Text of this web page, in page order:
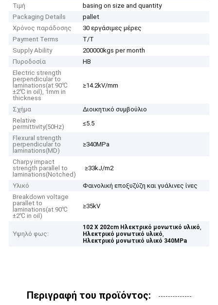
Τιμή
basing on size and quantity
Packaging Details
pallet
Χρόνος παράδοσης
30 εργάσιμες μέρες
Payment Terms
T/T
Supply Ability
200000kgs per month
Πυροδοσία
HB
Electric strength
perpendicular to
laminations(at 90℃
±2℃ in oil), 1mm in
thickness
≥14.2kV/mm
Σχήμα
Διοικητικό συμβούλιο
Relative
permittivity(50Hz)
≤5.5
Flexural strength
perpendicular to
laminations(MD)
≥340MPa
Charpy impact
strength parallel to
laminations(Notched)
≥33kJ/m2
Υλικό
Φαινολική εποξυζύζη και γυάλινες ίνες
Breakdown voltage
parallet to
laminations(at 90℃
±2℃ in oil)
≥35kV
Υψηλό φως:
102 X 202cm Ηλεκτρικό μονωτικό υλικό,
Ηλεκτρικό μονωτικό υλικό,
Ηλεκτρικό μονωτικό υλικό 340MPa
Περιγραφή του προϊόντος: